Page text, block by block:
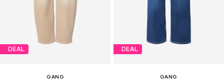
DEAL
GANG
DEAL
GANG